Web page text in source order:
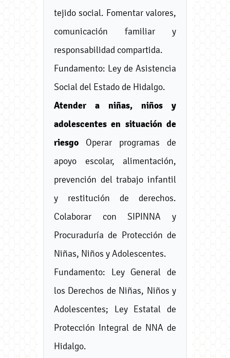
tejido social. Fomentar valores,
comunicación familiar y
responsabilidad compartida.
Fundamento: Ley de Asistencia
Social del Estado de Hidalgo.
Atender a niñas, niños y
adolescentes en situación de
riesgo Operar programas de
apoyo escolar, alimentación,
prevención del trabajo infantil
y restitución de derechos.
Colaborar con SIPINNA y
Procuraduría de Protección de
Niñas, Niños y Adolescentes.
Fundamento: Ley General de
los Derechos de Niñas, Niños y
Adolescentes; Ley Estatal de
Protección Integral de NNA de
Hidalgo.